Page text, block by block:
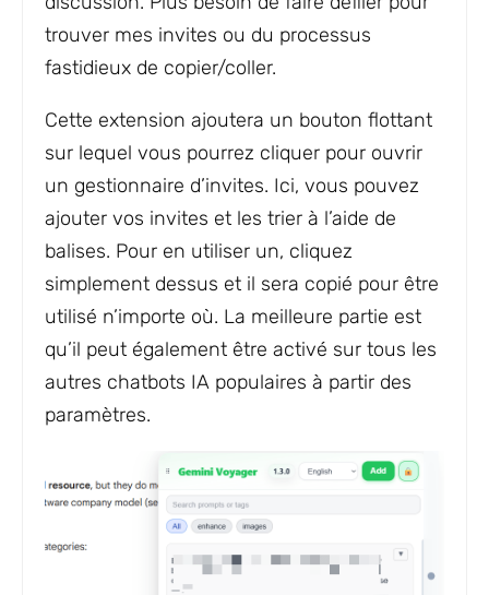
trouver mes invites ou du processus
fastidieux de copier/coller.
Cette extension ajoutera un bouton flottant
sur lequel vous pourrez cliquer pour ouvrir
un gestionnaire d’invites. Ici, vous pouvez
ajouter vos invites et les trier à l’aide de
balises. Pour en utiliser un, cliquez
simplement dessus et il sera copié pour être
utilisé n’importe où. La meilleure partie est
qu’il peut également être activé sur tous les
autres chatbots IA populaires à partir des
paramètres.